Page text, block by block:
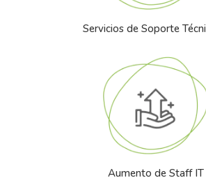
Servicios de Soporte
Aumento de Staff IT